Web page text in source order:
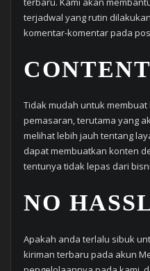
terjadwal yang rutin
komentar-komentar pada
Tidak mudah untuk
pemasaran, terutama yang
melihat lebih jauh tentang
dapat membuatkan konten
tentunya tidak lepas dari
NO
Apakah anda terlalu sibuk
kiriman terbaru pada akun